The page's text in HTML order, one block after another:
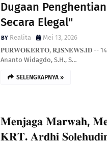
Dugaan
Secara Elegal"
Realita
Mei 13, 2026
𝐏𝐔𝐑𝐖𝐎𝐊𝐄𝐑𝐓𝐎, 𝐑𝐉𝐒𝐍𝐄𝐖𝐒.𝐈𝐃 -- 14
Ananto Widagdo, S.H., S…
SELENGKAPNYA »
𝐌𝐞𝐧𝐣𝐚𝐠𝐚 𝐌𝐚𝐫𝐰𝐚𝐡,
𝐊𝐑𝐓. 𝐀𝐫𝐝𝐡𝐢